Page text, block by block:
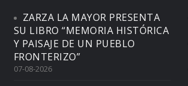
ZARZA LA MAYOR PRESENTA
SU LIBRO “MEMORIA HISTÓRICA
Y PAISAJE DE UN PUEBLO
FRONTERIZO”
07-08-2026